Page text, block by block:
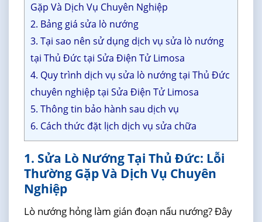
Gặp Và Dịch Vụ Chuyên Nghiệp
2. Bảng giá sửa lò nướng
3. Tại sao nên sử dụng dịch vụ sửa lò nướng
tại Thủ Đức tại Sửa Điện Tử Limosa
4. Quy trình dịch vụ sửa lò nướng tại Thủ Đức
chuyên nghiệp tại Sửa Điện Tử Limosa
5. Thông tin bảo hành sau dịch vụ
6. Cách thức đặt lịch dịch vụ sửa chữa
1. Sửa Lò Nướng Tại Thủ Đức: Lỗi
Thường Gặp Và Dịch Vụ Chuyên
Nghiệp
Lò nướng hỏng làm gián đoạn nấu nướng? Đây